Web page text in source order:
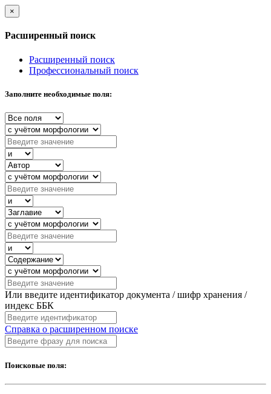
×
Расширенный поиск
Расширенный поиск
Профессиональный поиск
Заполните необходимые поля:
Или введите идентификатор документа / шифр хранения /
индекс ББК
Справка о расширенном поиске
Поисковые поля: